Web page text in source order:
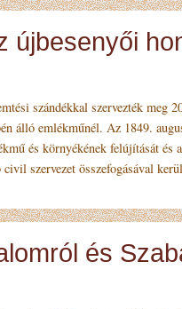
újbesenyői
szándékkal szervezték meg
álló emlékműnél. Az 1849.
és környékének felújí­tását
civil szervezet össze­fo­gásával
és